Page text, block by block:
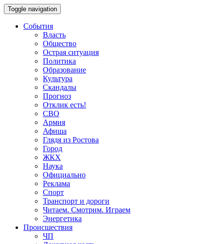
Toggle navigation
События
Власть
Общество
Острая ситуация
Политика
Образование
Культура
Скандалы
Прогноз
Отклик есть!
СВО
Армия
Афиша
Глядя из Ростова
Город
ЖКХ
Наука
Официально
Реклама
Спорт
Транспорт и дороги
Читаем. Смотрим. Играем
Энергетика
Происшествия
ЧП